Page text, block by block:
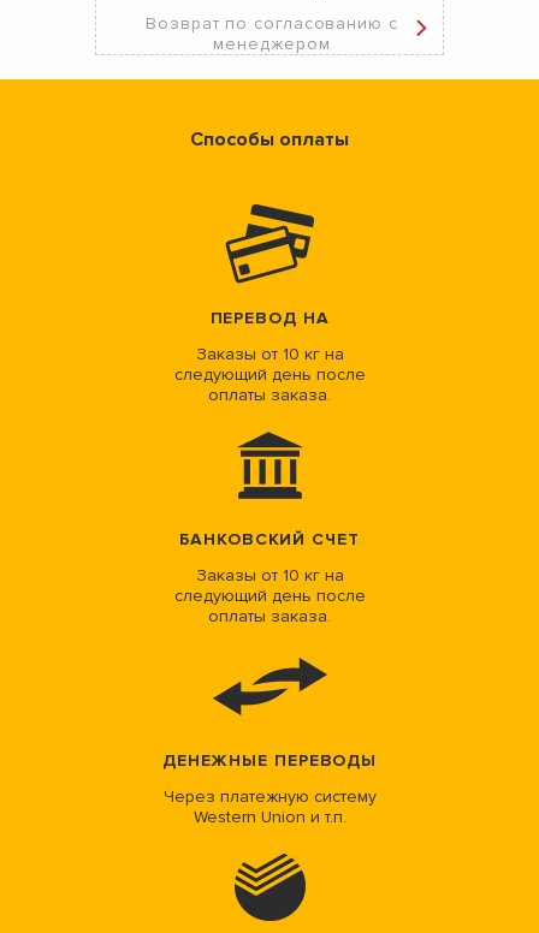
Возврат по согласованию с
менеджером
Способы оплаты
ПЕРЕВОД НА
Заказы от 10 кг на
следующий день после
оплаты заказа.
БАНКОВСКИЙ СЧЕТ
Заказы от 10 кг на
следующий день после
оплаты заказа.
ДЕНЕЖНЫЕ ПЕРЕВОДЫ
Через платежную систему
Western Union и т.п.